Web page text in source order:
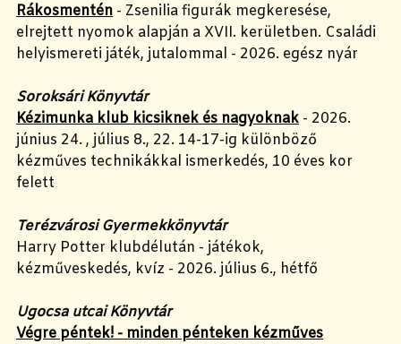
Rákosmentén - Zsenilia figurák megkeresése,
elrejtett nyomok alapján a XVII. kerületben. Családi
helyismereti játék, jutalommal - 2026. egész nyár
Soroksári Könyvtár
Kézimunka klub kicsiknek és nagyoknak - 2026.
június 24. , július 8., 22. 14-17-ig különböző
kézműves technikákkal ismerkedés, 10 éves kor
felett
Terézvárosi Gyermekkönyvtár
Harry Potter klubdélután - játékok,
kézműveskedés, kvíz - 2026. július 6., hétfő
Ugocsa utcai Könyvtár
Végre péntek! - minden pénteken kézműves